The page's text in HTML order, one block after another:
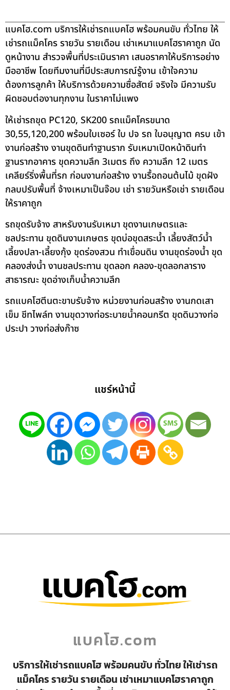
แบคโฮ.com บริการให้เช่ารถแบคโฮ พร้อมคนขับ ทั่วไทย ให้
เช่ารถแม็คโคร รายวัน รายเดือน เช่าเหมาแบคโฮราคาถูก นัด
ดูหน้างาน สำรวจพื้นที่ประเมินราคา เสนอราคาให้บริการอย่าง
มืออาชีพ โดยทีมงานที่มีประสบการณ์รู้งาน เข้าใจความ
ต้องการลูกค้า ให้บริการด้วยความซื่อสัตย์ จริงใจ มีความรับ
ผิดชอบต่องานทุกงาน ในราคาไม่แพง
ให้เช่ารถขุด PC120, SK200 รถแม็คโครขนาด
30,55,120,200 พร้อมใบเซอร์ ใบ ปจ รถ ใบอนุญาต ครบ เข้า
งานก่อสร้าง งานขุดดินทำฐานราก รับเหมาเปิดหน้าดินทำ
ฐานรากอาคาร ขุดความลึก 3เมตร ถึง ความลึก 12 เมตร
เคลียร์ริ่งพื้นที่รก ก่อนงานก่อสร้าง งานรื้อถอนต้นไม้ ขุดฝัง
กลบปรับพื้นที่ จ้างเหมาเป็นจ๊อบ เช่า รายวันหรือเช่า รายเดือน
ให้ราคาถูก
รถขุดรับจ้าง สาหรับงานรับเหมา ขุดงานเกษตรและ
ชลประทาน ขุดดินงานเกษตร ขุดบ่อขุดสระน้ำ เลี้ยงสัตว์น้ำ
เลี้ยงปลา-เลี้ยงกุ้ง ขุดร่องสวน ทำเขื่อนดิน งานขุดร่องน้ำ ขุด
คลองส่งน้ำ งานชลประทาน ขุดลอก คลอง-ขุดลอกลาราง
สาธารณะ ขุดอ่างเก็บน้ำความลึก
รถแบคโฮตีนตะขาบรับจ้าง หน่วยงานก่อนสร้าง งานกดเสา
เข็ม ชีทไพล์ท งานขุดวางท่อระบายน้ำคอนกรีต ขุดดินวางท่อ
ประปา วางท่อส่งก๊าซ
แชร์หน้านี้
แบคโฮ.com
บริการให้เช่ารถแบคโฮ พร้อมคนขับ ทั่วไทย ให้เช่ารถ
แม็คโคร รายวัน รายเดือน เช่าเหมาแบคโฮราคาถูก